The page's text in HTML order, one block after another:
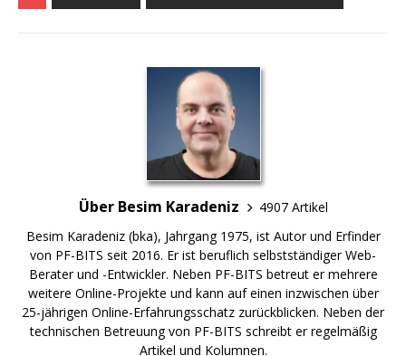
Über Besim Karadeniz
4907 Artikel
Besim Karadeniz (bka), Jahrgang 1975, ist Autor und Erfinder
von PF-BITS seit 2016. Er ist beruflich selbstständiger Web-
Berater und -Entwickler. Neben PF-BITS betreut er mehrere
weitere Online-Projekte und kann auf einen inzwischen über
25-jährigen Online-Erfahrungsschatz zurückblicken. Neben der
technischen Betreuung von PF-BITS schreibt er regelmäßig
Artikel und Kolumnen.